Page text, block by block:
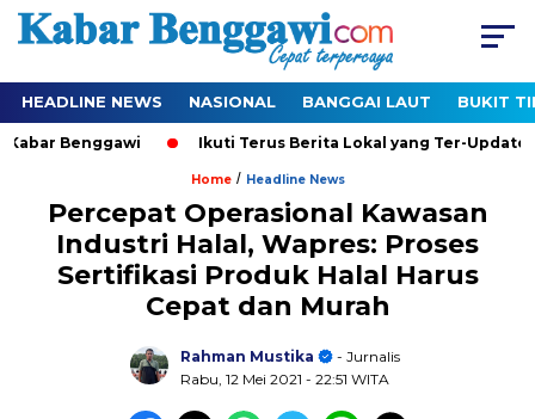
HEADLINE NEWS NASIONAL BANGGAI LAUT BUKIT
Benggawi Ikuti Terus Berita Lokal yang Ter-Update
Home/ Headline News
Percepat Operasional Kawasan
Industri Halal, Wapres: Proses
Sertifikasi Produk Halal Harus
Cepat dan Murah
Rahman Mustika
- Jurnalis
Rabu, 12 Mei 2021 - 22:51 WITA